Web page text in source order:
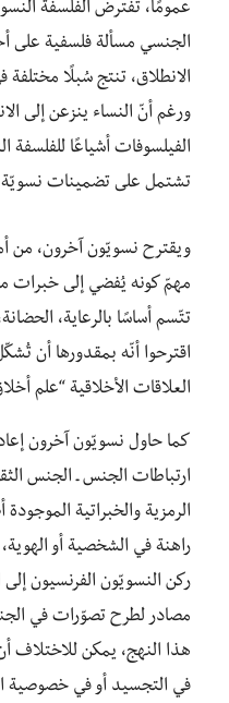
عمومًا، تفترض الفلسفة
الجنسي مسألة فلسفية على
الانطلاق، تنتج سُبلًا
ورغم أنّ النساء ينزعن إلى
الفيلسوفات أشياعًا للفلسفة
تشتمل على تضمينات
ويقترح نسويّون آخرون، من
مهمّ كونه يُفضي إلى خبرات
تتّسم أساسًا بالرعاية،
اقترحوا أنّه بمقدورها أن
العلاقات الأخلاقية “علم
كما حاول نسويّون آخرون
ارتباطات الجنس ـ الجنس
الرمزية والخبراتية
راهنة في الشخصية أو
ركن النسويّون الفرنسيون إلى
مصادر لطرح تصوّرات في
هذا النهج، يمكن للاختلاف
في التجسيد أو في خصوصية